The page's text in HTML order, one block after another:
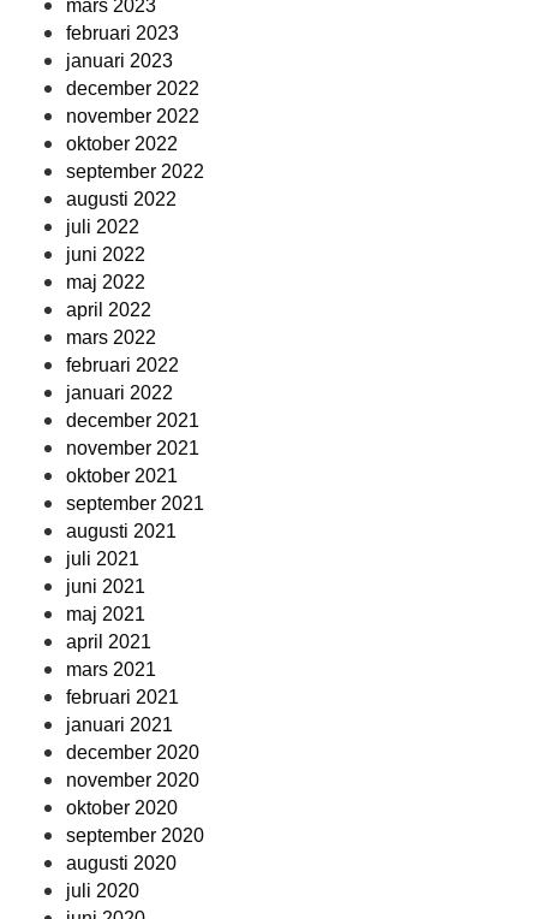
mars 2023
februari 2023
januari 2023
december 2022
november 2022
oktober 2022
september 2022
augusti 2022
juli 2022
juni 2022
maj 2022
april 2022
mars 2022
februari 2022
januari 2022
december 2021
november 2021
oktober 2021
september 2021
augusti 2021
juli 2021
juni 2021
maj 2021
april 2021
mars 2021
februari 2021
januari 2021
december 2020
november 2020
oktober 2020
september 2020
augusti 2020
juli 2020